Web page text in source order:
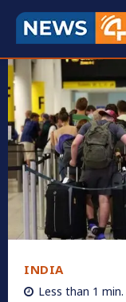
INDIA
Less than 1 min.